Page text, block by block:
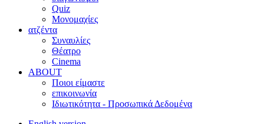
Quiz
Μονομαχίες
ατζέντα
Συναυλίες
Θέατρο
Cinema
ABOUT
Ποιοι είμαστε
επικοινωνία
Ιδιωτικότητα - Προσωπικά Δεδομένα